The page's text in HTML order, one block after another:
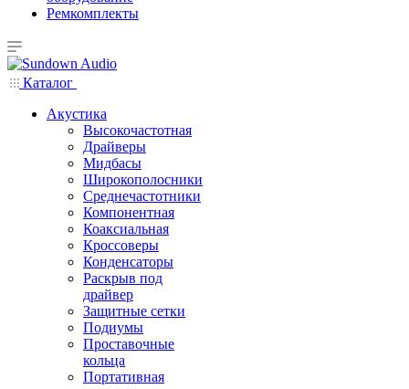
Ремкомплекты
Каталог
Акустика
Высокочастотная
Драйверы
Мидбасы
Широкополосники
Среднечастотники
Компонентная
Коаксиальная
Кроссоверы
Конденсаторы
Раскрыв под
драйвер
Защитные сетки
Подиумы
Проставочные
кольца
Портативная